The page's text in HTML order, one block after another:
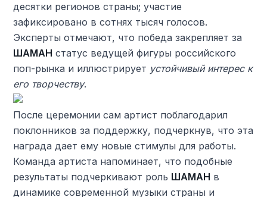
десятки регионов страны; участие
зафиксировано в сотнях тысяч голосов.
Эксперты отмечают, что победа закрепляет за
ШАМАН статус ведущей фигуры российского
поп-рынка и иллюстрирует устойчивый интерес к
его творчеству.
После церемонии сам артист поблагодарил
поклонников за поддержку, подчеркнув, что эта
награда дает ему новые стимулы для работы.
Команда артиста напоминает, что подобные
результаты подчеркивают роль ШАМАН в
динамике современной музыки страны и